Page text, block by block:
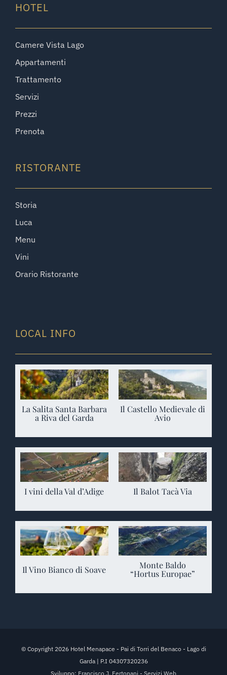
HOTEL
Camere Vista Lago
Appartamenti
Trattamento
Servizi
Prezzi
Prenota
RISTORANTE
Storia
Luca
Menu
Vini
Orario Ristorante
LOCAL INFO
La Salita Santa Barbara
a Riva del Garda
Il Castello Medievale di
Avio
I vini della Val d’Adige Il Balot Tacà Via
Il Vino Bianco di Soave
Monte Baldo
“Hortus Europae”
© Copyright 2026 Hotel Menapace - Pai di Torri del Benaco - Lago di
Garda | P.I 04307320236
Sviluppo: Francisco J. Fertonani - Servizi Web